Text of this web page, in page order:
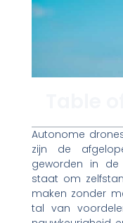
Autonome
zijn de
geworden in de
staat om
maken zonder
tal van